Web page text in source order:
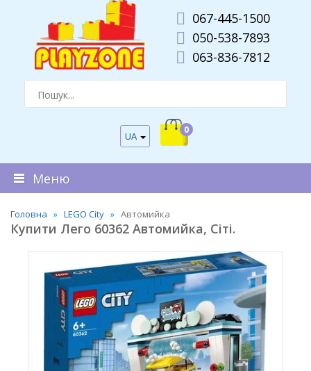
067-445-1500
050-538-7893
063-836-7812
UA
0
Меню
Головна LEGO City Автомийка
Купити Лего 60362 Автомийка, Сіті.